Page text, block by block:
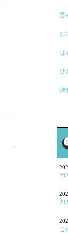
患
お
は
ひ
時
現
鍼
よ
養
こ